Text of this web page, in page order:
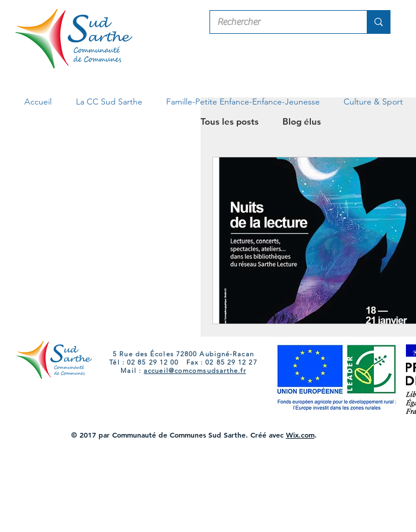
Tous les posts Blog élus
Accueil La CC Sud Sarthe Famille-Petite Enfance-Enfance-Jeunesse Culture & Sport
5 Rue des Écoles 72800 Aubigné-Racan
Tél : 02 85 29 12 00 Fax : 02 85 29 12 27
Mail :accueil@comcomsudsarthe.fr
© 2017 par Communauté de Communes Sud Sarthe. Créé avec Wix.com.